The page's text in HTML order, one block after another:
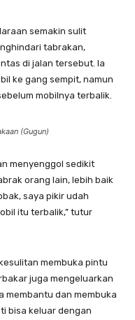
semakin sulit
tabrakan,
di jalan tersebut. Ia
ke gang sempit, namun
mobilnya terbalik.
(Gugun)
menyenggol sedikit
orang lain, lebih baik
saya pikir udah
itu terbalik,” tutur
membuka pintu
juga mengeluarkan
membantu dan membuka
bisa keluar dengan